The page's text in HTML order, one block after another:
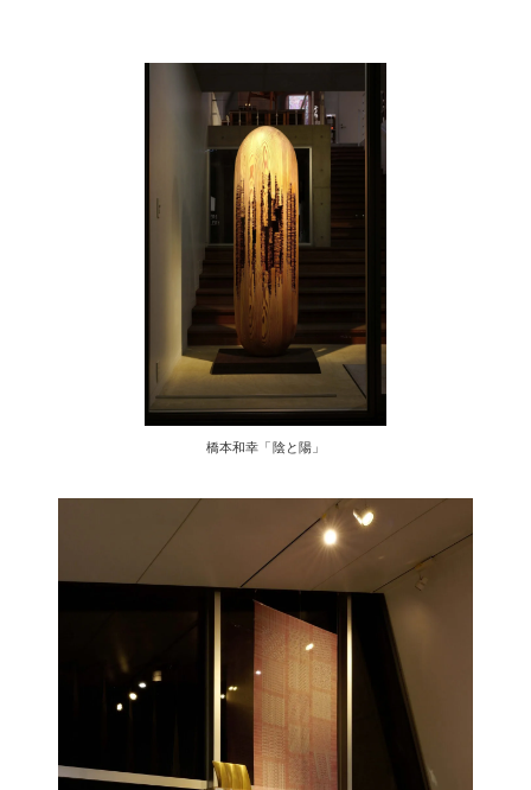
橋本和幸「陰と陽」